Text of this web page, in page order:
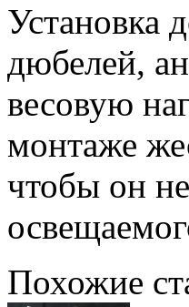
Установка
дюбелей,
весовую
монтаже
чтобы он
Похожие